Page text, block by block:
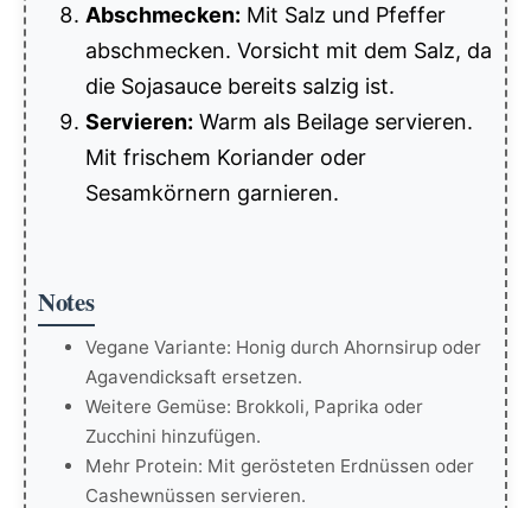
Abschmecken: Mit Salz und Pfeffer
abschmecken. Vorsicht mit dem Salz, da
die Sojasauce bereits salzig ist.
Servieren: Warm als Beilage servieren.
Mit frischem Koriander oder
Sesamkörnern garnieren.
Notes
Vegane Variante: Honig durch Ahornsirup oder
Agavendicksaft ersetzen.
Weitere Gemüse: Brokkoli, Paprika oder
Zucchini hinzufügen.
Mehr Protein: Mit gerösteten Erdnüssen oder
Cashewnüssen servieren.